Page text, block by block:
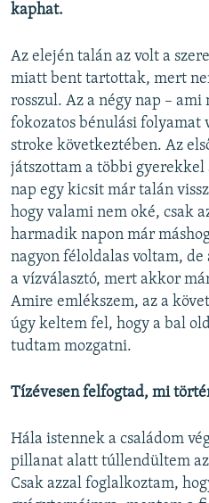
kaphat.
Az elején talán az volt a
miatt bent tartottak, mert
rosszul. Az a négy nap –
fokozatos bénulási folyamat
stroke következtében. Az
játszottam a többi
nap egy kicsit már talán
hogy valami nem oké, csak
harmadik napon már
nagyon féloldalas voltam,
a vízválasztó, mert akkor
Amire emlékszem, az a
úgy keltem fel, hogy a bal
tudtam mozgatni.
Tízévesen felfogtad, mi
Hála istennek a családom
pillanat alatt túllendültem
Csak azzal foglalkoztam,